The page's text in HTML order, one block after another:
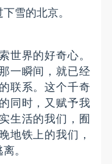
雪的北京。
世界的好奇心。
一瞬间，就已经
联系。这个千奇
同时，又赋予我
生活的我们，囿
地铁上的我们，
。